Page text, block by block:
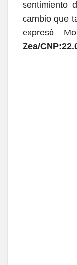
sentimiento
cambio que
expresó
Zea/